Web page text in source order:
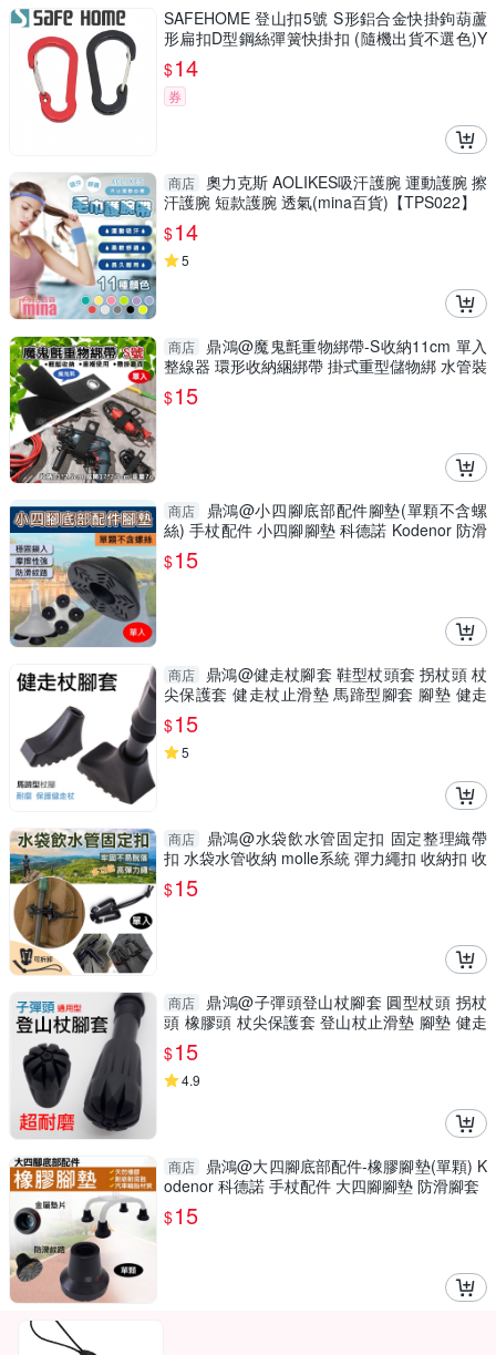
SAFEHOME 登山扣5號 S形鋁合金快掛鉤葫蘆
形扁扣D型鋼絲彈簧快掛扣 (隨機出貨不選色)Y
BA003
$14
券
商店 奧力克斯 AOLIKES吸汗護腕 運動護腕 擦
汗護腕 短款護腕 透氣(mina百貨)【TPS022】
$14
5
商店
鼎鴻@魔鬼氈重物綁帶-S收納11cm 單入
整線器 環形收納綑綁帶 掛式重型儲物綁 水管裝
備收納
$15
商店
鼎鴻@小四腳底部配件腳墊(單顆不含螺
絲) 手杖配件 小四腳腳墊 科德諾 Kodenor 防滑
腳套
$15
商店
鼎鴻@健走杖腳套 鞋型杖頭套 拐杖頭 杖
尖保護套 健走杖止滑墊 馬蹄型腳套 腳墊 健走
杖配件
$15
5
商店
鼎鴻@水袋飲水管固定扣 固定整理織帶
扣 水袋水管收納 molle系統 彈力繩扣 收納扣 收
納夾扣 快掛扣
$15
商店
鼎鴻@子彈頭登山杖腳套 圓型杖頭 拐杖
頭 橡膠頭 杖尖保護套 登山杖止滑墊 腳墊 健走
杖配件
$15
4.9
商店
鼎鴻@大四腳底部配件-橡膠腳墊(單顆) K
odenor 科德諾 手杖配件 大四腳腳墊 防滑腳套
$15